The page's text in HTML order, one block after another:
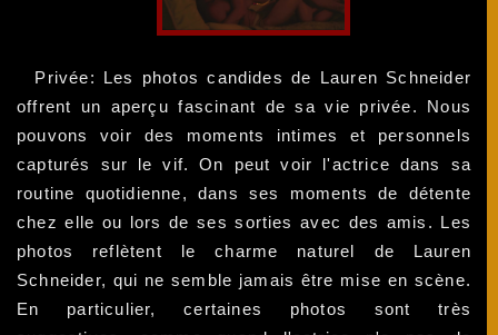
Privée: Les photos candides de Lauren Schneider
offrent un aperçu fascinant de sa vie privée. Nous
pouvons voir des moments intimes et personnels
capturés sur le vif. On peut voir l'actrice dans sa
routine quotidienne, dans ses moments de détente
chez elle ou lors de ses sorties avec des amis. Les
photos reflètent le charme naturel de Lauren
Schneider, qui ne semble jamais être mise en scène.
En particulier, certaines photos sont très